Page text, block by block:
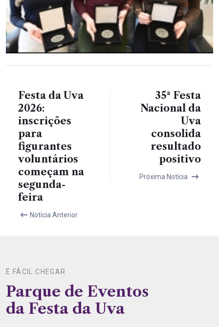
Festa da Uva
2026:
inscrições
para
figurantes
voluntários
começam na
segunda-
feira
Notícia Anterior
35ª Festa
Nacional da
Uva
consolida
resultado
positivo
Próxima Notícia
É FÁCIL CHEGAR
Parque de Eventos
da Festa da Uva